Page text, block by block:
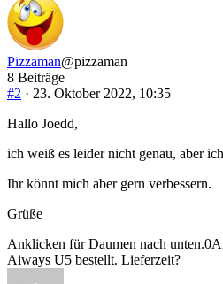
Pizzaman@pizzaman
8 Beiträge
#2 · 23. Oktober 2022, 10:35
Hallo Joedd,
ich weiß es leider nicht genau, aber
Ihr könnt mich aber gern verbessern.
Grüße
Anklicken für Daumen nach unten.0
Aiways U5 bestellt. Lieferzeit?